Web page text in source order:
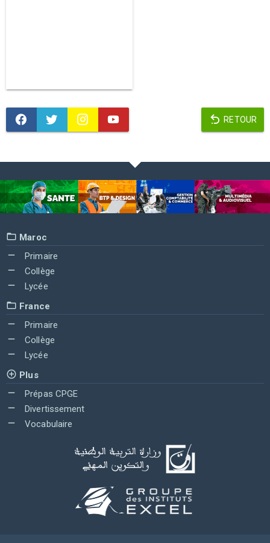
RETOUR
Maroc
Primaire
Collège
Lycée
France
Primaire
Collège
Lycée
Plus
Prépas CPGE
Divertissement
Vocabulaire